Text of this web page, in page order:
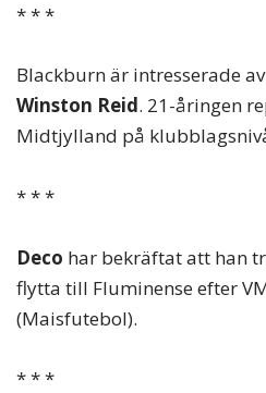
* * *
Blackburn är intresserade
Winston Reid. 21-åringen
Midtjylland på
* * *
Deco har bekräftat att han
flytta till Fluminense efter
(Maisfutebol).
* * *